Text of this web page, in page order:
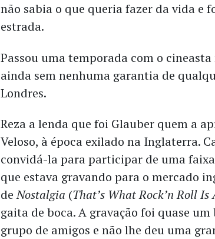
não sabia o que queria fazer da vida e
estrada.
Passou uma temporada com o
ainda sem nenhuma garantia de
Londres.
Reza a lenda que foi Glauber quem a
Veloso, à época exilado na Inglaterra.
convidá-la para participar de uma
que estava gravando para o mercado
deNostalgia (That’s What Rock’n Roll
gaita de boca. A gravação foi quase
grupo de amigos e não lhe deu uma